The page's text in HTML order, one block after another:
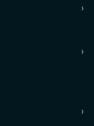
›
›
›